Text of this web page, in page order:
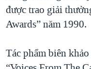
KHOA HỌC
SỨC KHOẺ
THỂ THAO
NGÀY TỊ NẠN THẾ
GROUND ZERO –
CHI PHÍ CHIẾN
được trao giải
Awards” năm 1990.
Tác phẩm biên